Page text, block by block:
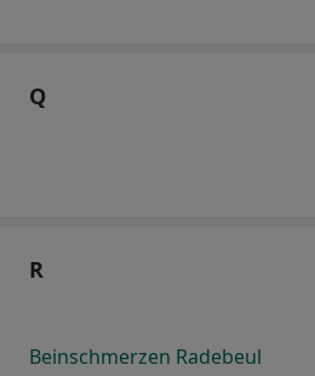
Q
R
Beinschmerzen Radebeul